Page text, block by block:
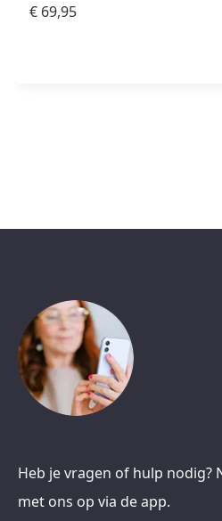
€ 69,95
Heb je vragen of hulp nodig?
met ons op via de app.